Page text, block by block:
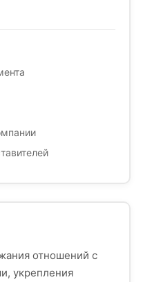
отношений с
укрепления